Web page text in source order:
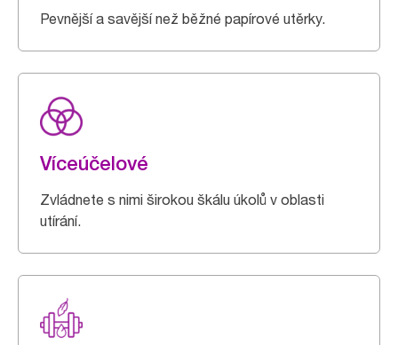
Pevnější a savější než běžné papírové utěrky.
Víceúčelové
Zvládnete s nimi širokou škálu úkolů v oblasti
utírání.